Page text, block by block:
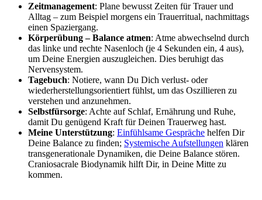
Zeitmanagement: Plane bewusst Zeiten für Trauer und
Alltag – zum Beispiel morgens ein Trauerritual, nachmittags
einen Spaziergang.
Körperübung – Balance atmen: Atme abwechselnd durch
das linke und rechte Nasenloch (je 4 Sekunden ein, 4 aus),
um Deine Energien auszugleichen. Dies beruhigt das
Nervensystem.
Tagebuch: Notiere, wann Du Dich verlust- oder
wiederherstellungsorientiert fühlst, um das Oszillieren zu
verstehen und anzunehmen.
Selbstfürsorge: Achte auf Schlaf, Ernährung und Ruhe,
damit Du genügend Kraft für Deinen Trauerweg hast.
Meine Unterstützung: Einfühlsame Gespräche helfen Dir
Deine Balance zu finden; Systemische Aufstellungen klären
transgenerationale Dynamiken, die Deine Balance stören.
Craniosacrale Biodynamik hilft Dir, in Deine Mitte zu
kommen.